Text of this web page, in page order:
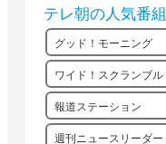
テレ朝の人気番
グッド！モーニング
ワイド！スクランブル
報道ステーション
週刊ニュースリーダー